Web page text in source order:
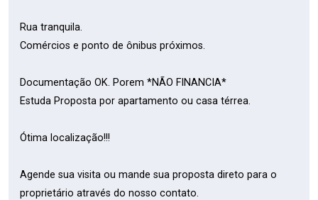
Rua tranquila.
Comércios e ponto de ônibus próximos.
Documentação OK. Porem *NÃO FINANCIA*
Estuda Proposta por apartamento ou casa térrea.
Ótima localização!!!
Agende sua visita ou mande sua proposta direto para o
proprietário através do nosso contato.